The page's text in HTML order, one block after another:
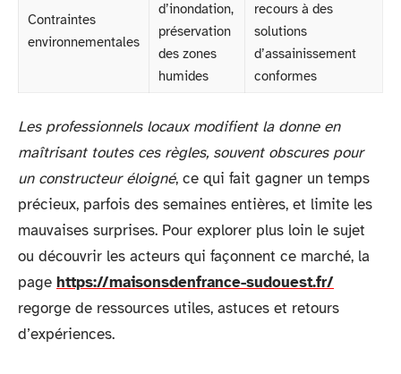
Contraintes
environnementales
d’inondation,
préservation
des zones
humides
recours à des
solutions
d’assainissement
conformes
Les professionnels locaux modifient la donne en
maîtrisant toutes ces règles, souvent obscures pour
un constructeur éloigné, ce qui fait gagner un temps
précieux, parfois des semaines entières, et limite les
mauvaises surprises. Pour explorer plus loin le sujet
ou découvrir les acteurs qui façonnent ce marché, la
page https://maisonsdenfrance-sudouest.fr/
regorge de ressources utiles, astuces et retours
d’expériences.